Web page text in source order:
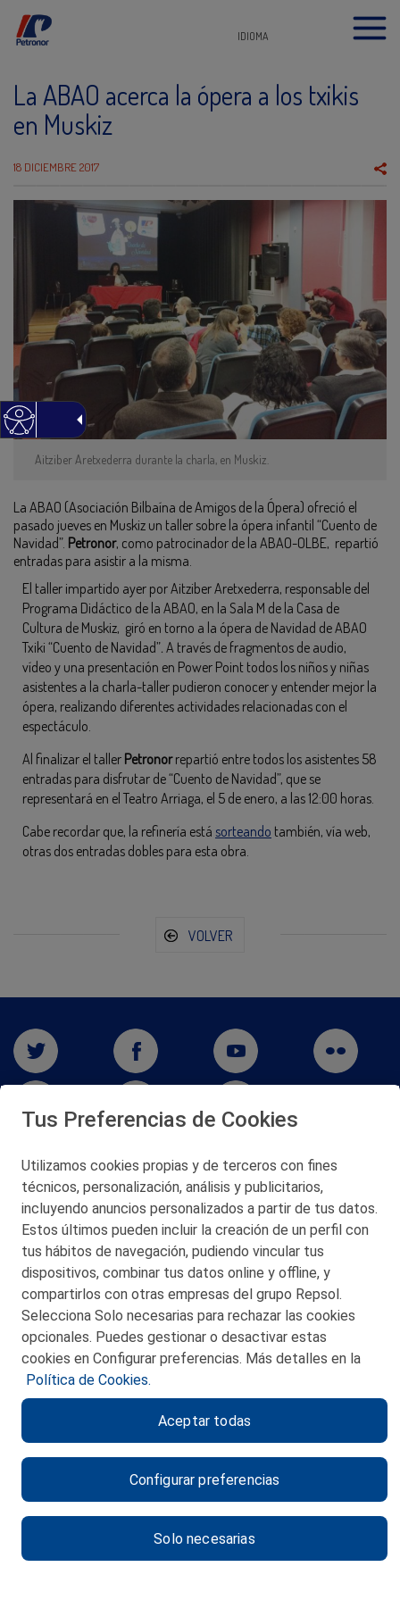
IDIOMA
La ABAO acerca la ópera a los txikis
en Muskiz
18 DICIEMBRE 2017
Aitziber Aretxederra durante la charla, en Muskiz.
La ABAO (Asociación Bilbaína de Amigos de la Ópera) ofreció el
pasado jueves en Muskiz un taller sobre la ópera infantil “Cuento de
Navidad”. Petronor, como patrocinador de la ABAO-OLBE, repartió
entradas para asistir a la misma.
El taller impartido ayer por Aitziber Aretxederra, responsable del
Programa Didáctico de la ABAO, en la Sala M de la Casa de
Cultura de Muskiz, giró en torno a la ópera de Navidad de ABAO
Txiki “Cuento de Navidad”. A través de fragmentos de audio,
vídeo y una presentación en Power Point todos los niños y niñas
asistentes a la charla-taller pudieron conocer y entender mejor la
ópera, realizando diferentes actividades relacionadas con el
espectáculo.
Al finalizar el taller Petronorrepartió entre todos los asistentes 58
entradas para disfrutar de “Cuento de Navidad”, que se
representará en el Teatro Arriaga, el 5 de enero, a las 12:00 horas.
Cabe recordar que, la refinería está sorteando también, vía web,
otras dos entradas dobles para esta obra.
VOLVER
San Martín 5-Edificio Muñatones,
48550 Muskiz (Bizkaia)
Telf. 946 357 000
© 2026 Petronor S.A.
CONTACTO
POLITICA DE PRIVACIDAD
AVISO LEGAL
POLITICA DE COOKIES
Tus Preferencias de Cookies
Utilizamos cookies propias y de terceros con fines
técnicos, personalización, análisis y publicitarios,
incluyendo anuncios personalizados a partir de tus datos.
Estos últimos pueden incluir la creación de un perfil con
tus hábitos de navegación, pudiendo vincular tus
dispositivos, combinar tus datos online y offline, y
compartirlos con otras empresas del grupo Repsol.
Selecciona Solo necesarias para rechazar las cookies
opcionales. Puedes gestionar o desactivar estas
cookies en Configurar preferencias. Más detalles en la
Política de Cookies.
Configurar preferencias
Solo necesarias
Aceptar todas